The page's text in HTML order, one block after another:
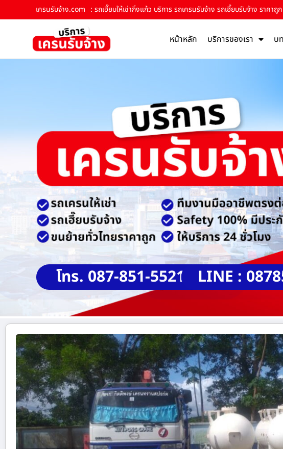
เครนรับจ้าง.com : รถเฮี๊ยบให้เช่ากิ่งแก้ว บริการ รถเครนรับจ้าง รถเฮี๊ยบรับจ้าง ราคาถูก
หน้าหลัก บริการของเรา บ
โทร. 087-851-5521 LINE :